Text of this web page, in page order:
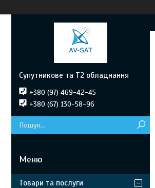
Супутникове та Т2 обладнання
+380 (97) 469-42-45
+380 (67) 130-58-96
Товари та послуги